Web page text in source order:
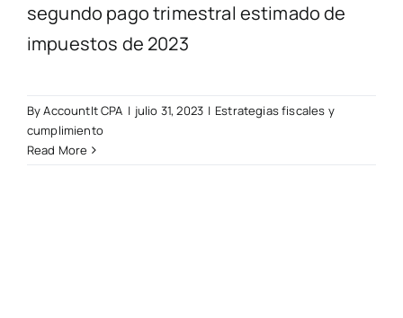
segundo pago trimestral estimado de
impuestos de 2023
ByAccountIt CPA | julio 31, 2023 | Estrategias fiscales y
cumplimiento
Read More